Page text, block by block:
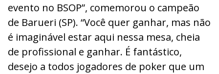
evento no BSOP”, comemorou o campeão
de Barueri (SP). “Você quer ganhar, mas não
é imaginável estar aqui nessa mesa, cheia
de profissional e ganhar. É fantástico,
desejo a todos jogadores de poker que um